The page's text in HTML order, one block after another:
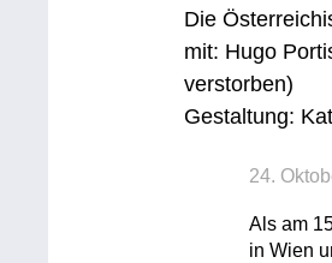
Die
mit: Hugo
verstorben)
Gestaltung:
24.
Als am
in Wien